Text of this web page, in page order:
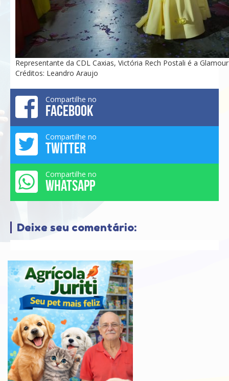
Representante da CDL Caxias, Victória Rech Postali é a
Créditos: Leandro Araujo
Compartilhe no
FACEBOOK
Compartilhe no
TWITTER
Compartilhe no
WHATSAPP
Deixe seu comentário: